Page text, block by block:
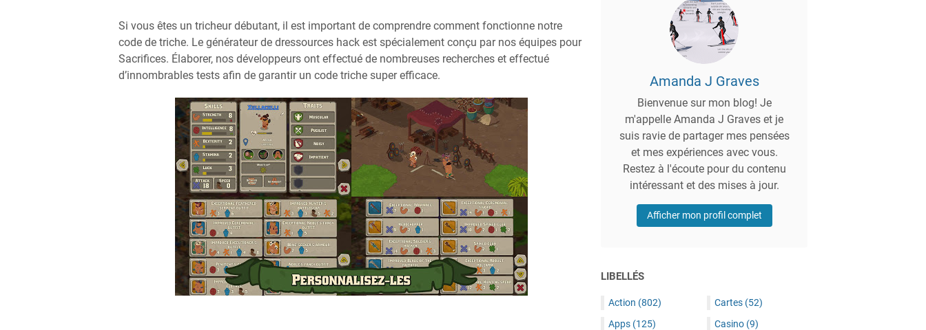
Si vous êtes un tricheur débutant, il est important de comprendre comment fonctionne notre
code de triche. Le générateur de dressources hack est spécialement conçu par nos équipes pour
Sacrifices. Élaborer, nos développeurs ont effectué de nombreuses recherches et effectué
d’innombrables tests afin de garantir un code triche super efficace.
Amanda J Graves
Bienvenue sur mon blog! Je
m'appelle Amanda J Graves et je
suis ravie de partager mes pensées
et mes expériences avec vous.
Restez à l'écoute pour du contenu
intéressant et des mises à jour.
Afficher mon profil complet
LIBELLÉS
Action (802)
Apps (125)
Cartes (52)
Casino (9)